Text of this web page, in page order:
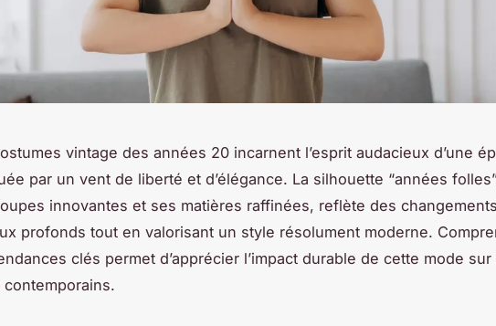
vintage des années 20 incarnent l’esprit audacieux d’une
par un vent de liberté et d’élégance. La silhouette “années
innovantes et ses matières raffinées, reflète des changements
profonds tout en valorisant un style résolument moderne.
clés permet d’apprécier l’impact durable de cette mode sur
contemporains.